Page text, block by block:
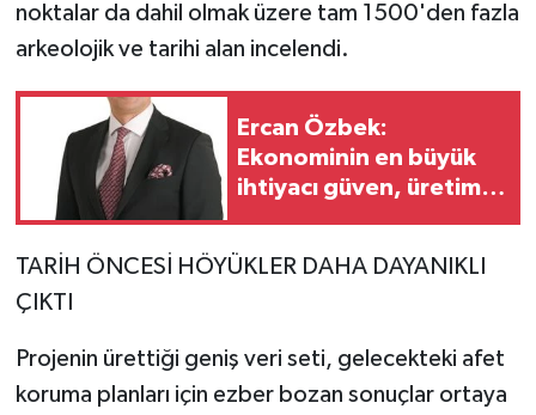
noktalar da dahil olmak üzere tam 1500'den fazla
arkeolojik ve tarihi alan incelendi.
Ercan Özbek:
Ekonominin en büyük
ihtiyacı güven, üretim
TARİH ÖNCESİ HÖYÜKLER DAHA DAYANIKLI
ÇIKTI
Projenin ürettiği geniş veri seti, gelecekteki afet
koruma planları için ezber bozan sonuçlar ortaya